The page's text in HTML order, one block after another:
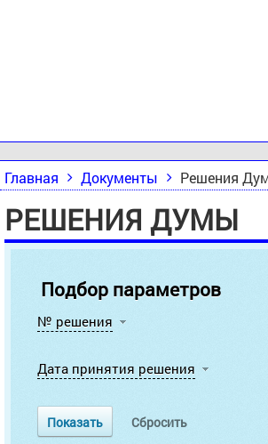
Главная Документы Решения
РЕШЕНИЯ ДУМЫ
Подбор параметров
№ решения
Дата принятия решения